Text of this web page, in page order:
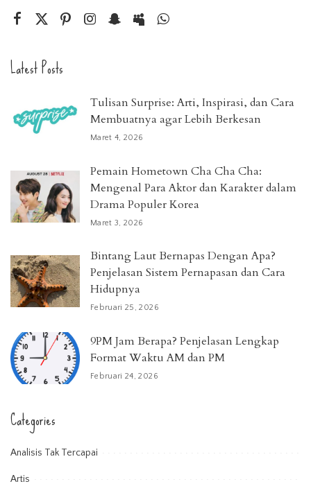
Latest Posts
Tulisan Surprise: Arti, Inspirasi, dan Cara
Membuatnya agar Lebih Berkesan
Maret 4, 2026
Pemain Hometown Cha Cha Cha:
Mengenal Para Aktor dan Karakter dalam
Drama Populer Korea
Maret 3, 2026
Bintang Laut Bernapas Dengan Apa?
Penjelasan Sistem Pernapasan dan Cara
Hidupnya
Februari 25, 2026
9PM Jam Berapa? Penjelasan Lengkap
Format Waktu AM dan PM
Februari 24, 2026
Categories
Analisis Tak Tercapai
Artis